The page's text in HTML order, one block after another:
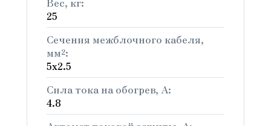
25
Сечения межблочного кабеля,
мм²:
5х2.5
Сила тока на обогрев, А:
4.8